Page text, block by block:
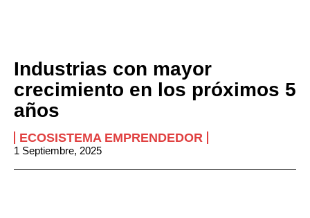
Industrias con mayor
crecimiento en los próximos 5
años
ECOSISTEMA EMPRENDEDOR
1 Septiembre, 2025